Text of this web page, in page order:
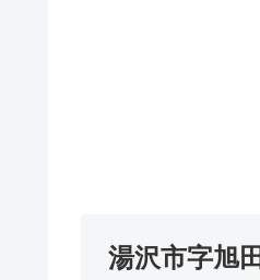
湯沢市字旭